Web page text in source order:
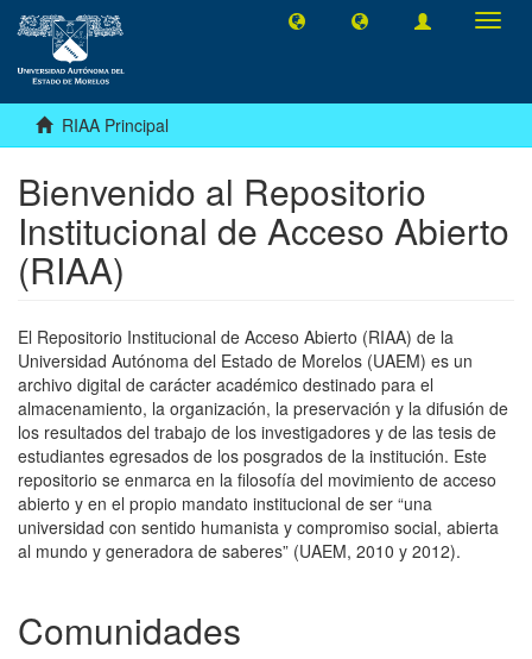
RIAA Principal
Bienvenido al Repositorio
Institucional de Acceso Abierto
(RIAA)
El Repositorio Institucional de Acceso Abierto (RIAA) de la
Universidad Autónoma del Estado de Morelos (UAEM) es un
archivo digital de carácter académico destinado para el
almacenamiento, la organización, la preservación y la difusión de
los resultados del trabajo de los investigadores y de las tesis de
estudiantes egresados de los posgrados de la institución. Este
repositorio se enmarca en la filosofía del movimiento de acceso
abierto y en el propio mandato institucional de ser “una
universidad con sentido humanista y compromiso social, abierta
al mundo y generadora de saberes” (UAEM, 2010 y 2012).
Comunidades